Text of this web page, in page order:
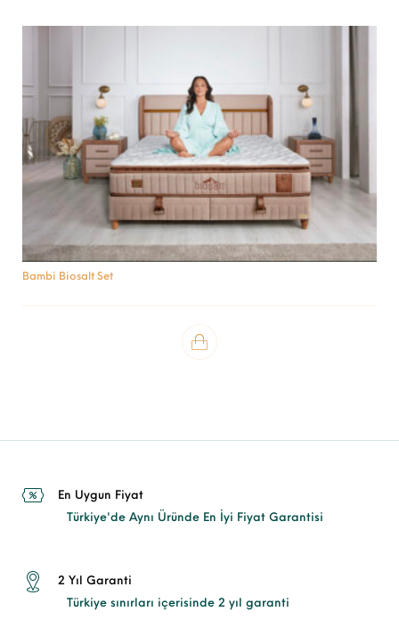
Bambi Biosalt Set
En Uygun Fiyat
Türkiye'de Aynı Üründe En İyi Fiyat Garantisi
2 Yıl Garanti
Türkiye sınırları içerisinde 2 yıl garanti